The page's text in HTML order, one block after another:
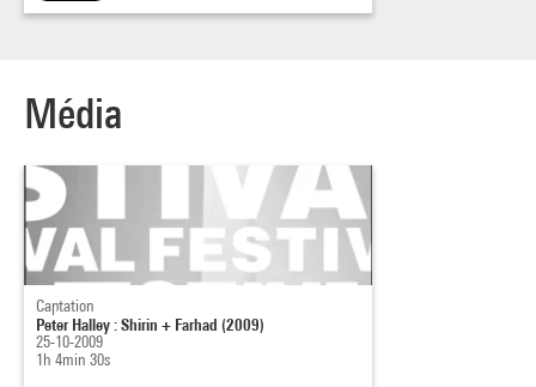
Média
Captation
Peter Halley : Shirin + Farhad (2009)
25-10-2009
1h 4min 30s